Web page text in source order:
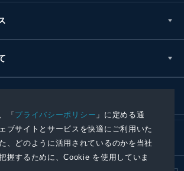
「プライバシーポリシー 」に定める通
ブサイトとサービスを快適にご利用いた
、どのように活用されているのかを当社
握するために、Cookie を使用していま